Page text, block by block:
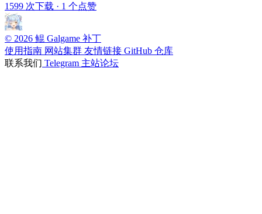
1599 次下载 · 1 个点赞
© 2026 鲲 Galgame 补丁
使用指南 网站集群 友情链接 GitHub 仓库
联系我们 Telegram 主站论坛